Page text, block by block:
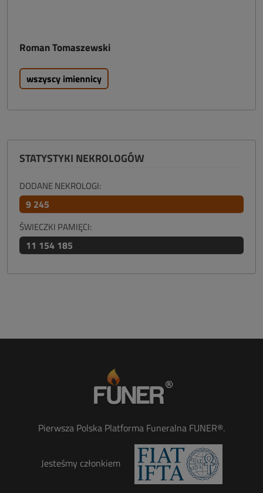
Roman Tomaszewski
wszyscy imiennicy
STATYSTYKI NEKROLOGÓW
DODANE NEKROLOGI:
9 245
ŚWIECZKI PAMIĘCI:
11 154 185
Pierwsza Polska Platforma Funeralna FUNER®.
Jesteśmy członkiem